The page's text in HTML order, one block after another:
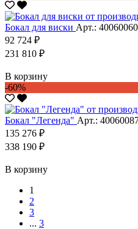
Бокал для виски Арт.:
92 724 ₽
231 810 ₽
В корзину
-60%
Бокал "Легенда" Арт.:
135 276 ₽
338 190 ₽
В корзину
1
2
3
... 3